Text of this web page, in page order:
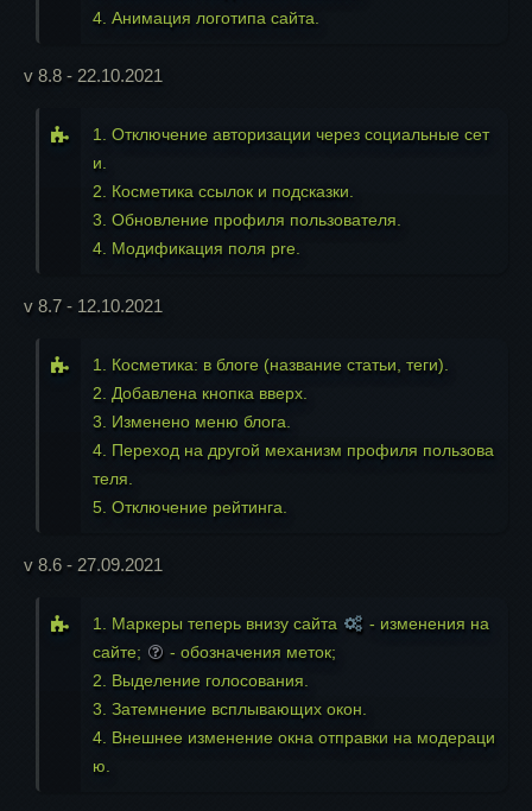
4. Анимация логотипа сайта.
v 8.8 - 22.10.2021
1. Отключение авторизации через социальные сет
и.
2. Косметика ссылок и подсказки.
3. Обновление профиля пользователя.
4. Модификация поля pre.
v 8.7 - 12.10.2021
1. Косметика: в блоге (название статьи, теги).
2. Добавлена кнопка вверх.
3. Изменено меню блога.
4. Переход на другой механизм профиля пользова
теля.
5. Отключение рейтинга.
v 8.6 - 27.09.2021
1. Маркеры теперь внизу сайта
- изменения на
сайте;
- обозначения меток;
2. Выделение голосования.
3. Затемнение всплывающих окон.
4. Внешнее изменение окна отправки на модераци
ю.